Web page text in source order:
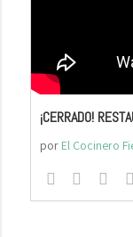
¡CERRADO!
por El Cocinero